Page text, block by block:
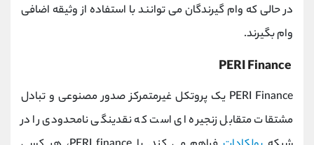
در حالی که وام گیرندگان می توانند با استفاده از وثیقه اضافی
وام بگیرند.
PERI Finance
PERI Finance یک پروتکل غیرمتمرکز صدور مصنوعی و تبادل
مشتقات متقابل زنجیره ای است که نقدینگی نامحدودی را در